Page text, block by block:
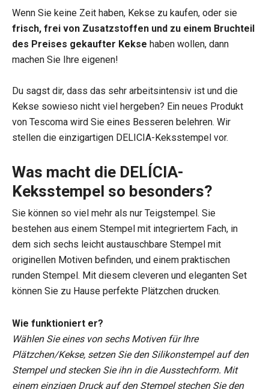
Wenn Sie keine Zeit haben, Kekse zu kaufen, oder sie
frisch, frei von Zusatzstoffen und zu einem Bruchteil
des Preises gekaufter Kekse haben wollen, dann
machen Sie Ihre eigenen!
Du sagst dir, dass das sehr arbeitsintensiv ist und die
Kekse sowieso nicht viel hergeben? Ein neues Produkt
von Tescoma wird Sie eines Besseren belehren. Wir
stellen die einzigartigen DELICIA-Keksstempel vor.
Was macht die DELÍCIA-
Keksstempel so besonders?
Sie können so viel mehr als nur Teigstempel. Sie
bestehen aus einem Stempel mit integriertem Fach, in
dem sich sechs leicht austauschbare Stempel mit
originellen Motiven befinden, und einem praktischen
runden Stempel. Mit diesem cleveren und eleganten Set
können Sie zu Hause perfekte Plätzchen drucken.
Wie funktioniert er?
Wählen Sie eines von sechs Motiven für Ihre
Plätzchen/Kekse, setzen Sie den Silikonstempel auf den
Stempel und stecken Sie ihn in die Ausstechform. Mit
einem einzigen Druck auf den Stempel stechen Sie den